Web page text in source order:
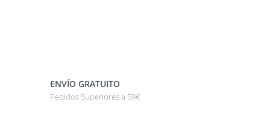
ENVÍO GRATUITO
Pedidos Superiores a 59€